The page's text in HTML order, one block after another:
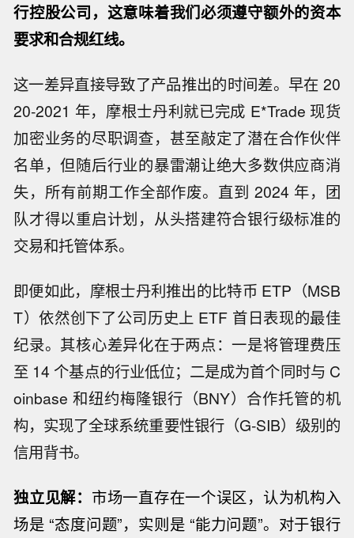
行控股公司，这意味着我们必须遵守额外的资本
要求和合规红线。
这一差异直接导致了产品推出的时间差。早在 20
20-2021 年，摩根士丹利就已完成 E*Trade 现货
加密业务的尽职调查，甚至敲定了潜在合作伙伴
名单，但随后行业的暴雷潮让绝大多数供应商消
失，所有前期工作全部作废。直到 2024 年，团
队才得以重启计划，从头搭建符合银行级标准的
交易和托管体系。
即便如此，摩根士丹利推出的比特币 ETP（MSB
T）依然创下了公司历史上 ETF 首日表现的最佳
纪录。其核心差异化在于两点：一是将管理费压
至 14 个基点的行业低位；二是成为首个同时与 C
oinbase 和纽约梅隆银行（BNY）合作托管的机
构，实现了全球系统重要性银行（G-SIB）级别的
信用背书。
独立见解： 市场一直存在一个误区，认为机构入
场是 “态度问题”，实则是 “能力问题”。对于银行